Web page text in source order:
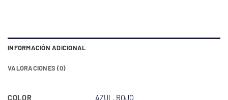
INFORMACIÓN ADICIONAL
VALORACIONES (0)
COLOR AZUL, ROJO